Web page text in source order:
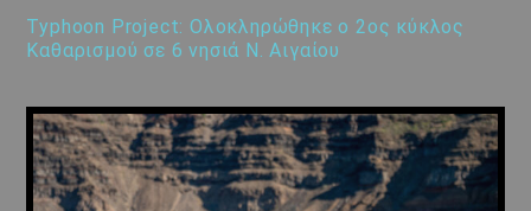
Typhoon Project: Ολοκληρώθηκε ο 2ος κύκλος
Καθαρισμού σε 6 νησιά Ν. Αιγαίου